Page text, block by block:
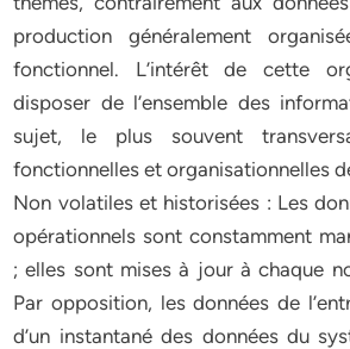
production généralement
fonctionnel. L’intérêt de cette
disposer de l’ensemble des
sujet, le plus souvent
fonctionnelles et organisationnelles
Non volatiles et historisées : Les
opérationnels sont constamment
; elles sont mises à jour à chaque
Par opposition, les données de
d’un instantané des données du